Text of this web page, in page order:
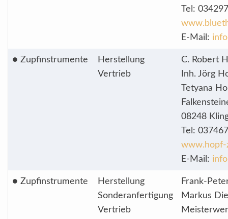
Tel:
E-Mail:
● Zupfinstrumente
Herstellung
Vertrieb
C. Robert
Inh. Jörg
Tetyana
08248
Tel:
www.hopf-
E-Mail:
● Zupfinstrumente
Herstellung
Sonderanfertigung
Vertrieb
Frank-
Markus